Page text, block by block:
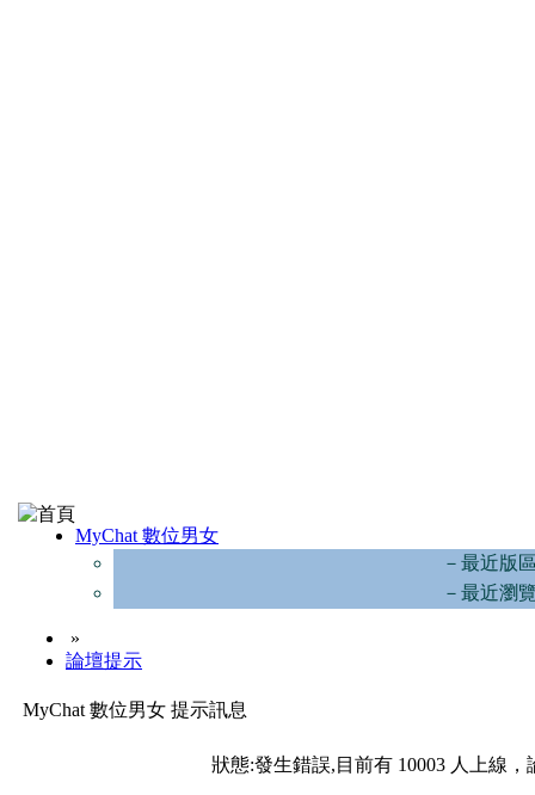
MyChat 數位男女
－最近版
－最近瀏
»
論壇提示
MyChat 數位男女 提示訊息
狀態:發生錯誤,目前有 10003 人上線